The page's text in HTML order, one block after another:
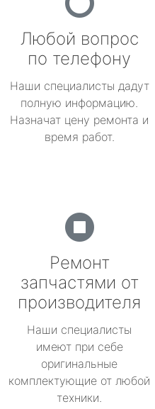
Любой вопрос
по телефону
Наши специалисты дадут
полную информацию.
Назначат цену ремонта и
время работ.
Ремонт
запчастями от
производителя
Наши специалисты
имеют при себе
оригинальные
комплектующие от любой
техники.